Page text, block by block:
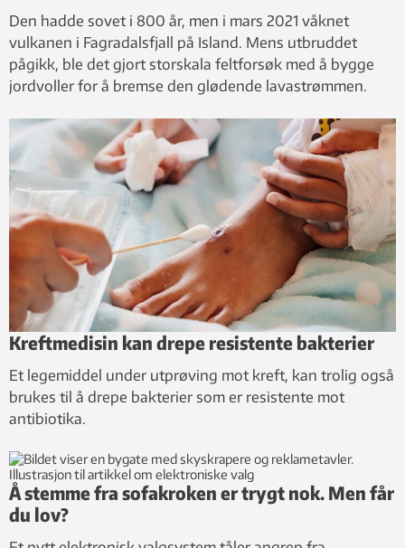
Den hadde sovet i 800 år, men i mars 2021 våknet
vulkanen i Fagradalsfjall på Island. Mens utbruddet
pågikk, ble det gjort storskala feltforsøk med å bygge
jordvoller for å bremse den glødende lavastrømmen.
Kreftmedisin kan drepe resistente bakterier
Et legemiddel under utprøving mot kreft, kan trolig også
brukes til å drepe bakterier som er resistente mot
antibiotika.
Å stemme fra sofakroken er trygt nok. Men får
du lov?